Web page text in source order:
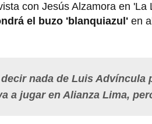
con Jesús Alzamora en 'La
el buzo 'blanquiazul' en
nada de Luis Advíncula
a jugar en Alianza Lima,